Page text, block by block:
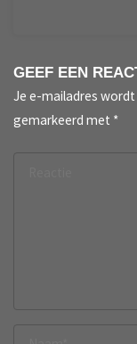
GEEF EEN
Je e-mailadres
gemarkeerd met *